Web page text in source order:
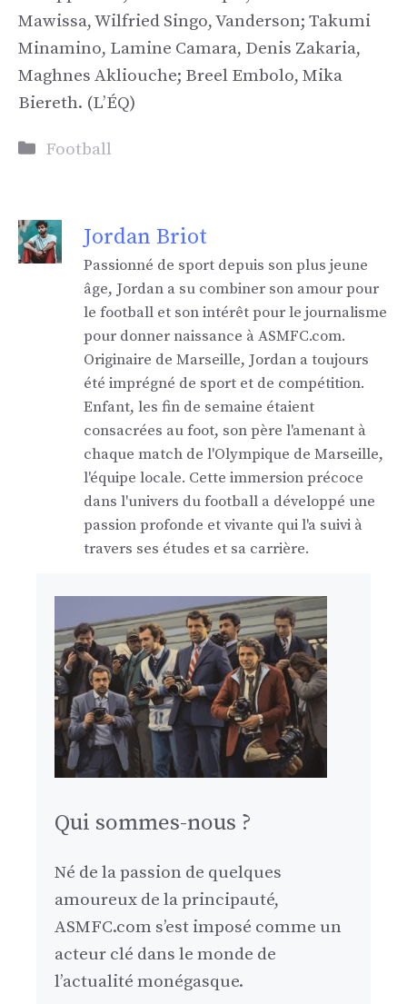
Mawissa, Wilfried Singo, Vanderson; Takumi
Minamino, Lamine Camara, Denis Zakaria,
Maghnes Akliouche; Breel Embolo, Mika
Biereth. (L’ÉQ)
Catégories
Football
Jordan Briot
Passionné de sport depuis son plus jeune
âge, Jordan a su combiner son amour pour
le football et son intérêt pour le journalisme
pour donner naissance à ASMFC.com.
Originaire de Marseille, Jordan a toujours
été imprégné de sport et de compétition.
Enfant, les fin de semaine étaient
consacrées au foot, son père l'amenant à
chaque match de l'Olympique de Marseille,
l'équipe locale. Cette immersion précoce
dans l'univers du football a développé une
passion profonde et vivante qui l'a suivi à
travers ses études et sa carrière.
Qui sommes-nous ?
Né de la passion de quelques
amoureux de la principauté,
ASMFC.com s’est imposé comme un
acteur clé dans le monde de
l’actualité monégasque.